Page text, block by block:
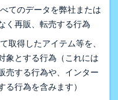
てのデータを弊社または
く再販、転売する行為
取得したアイテム等を、
象とする行為（これには
売する行為や、インター
行為を含みます）